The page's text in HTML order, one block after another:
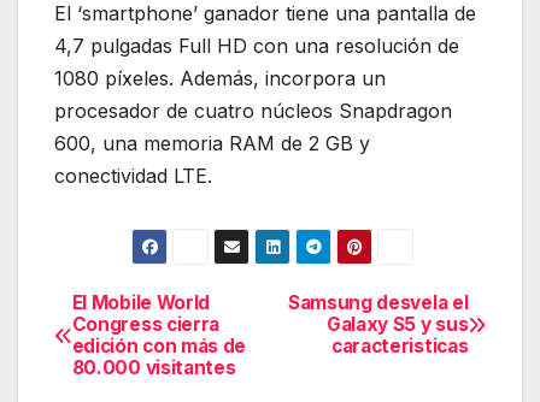
El ‘smartphone’ ganador tiene una pantalla de
4,7 pulgadas Full HD con una resolución de
1080 píxeles. Además, incorpora un
procesador de cuatro núcleos Snapdragon
600, una memoria RAM de 2 GB y
conectividad LTE.
Navegación
de
Samsung desvela el
Galaxy S5 y sus
caracteristicas
El Mobile World
Congress cierra
edición con más de
80.000 visitantes